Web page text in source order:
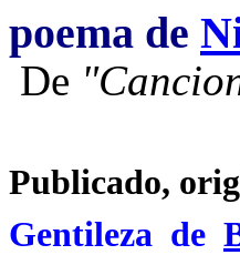
poema de
De
Publicado,
Gentileza de